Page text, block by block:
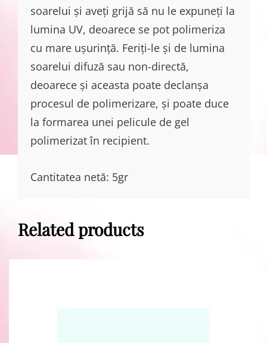
soarelui și aveți grijă să nu le expuneți la
lumina UV, deoarece se pot polimeriza
cu mare ușurință. Feriți-le și de lumina
soarelui difuză sau non-directă,
deoarece și aceasta poate declanșa
procesul de polimerizare, și poate duce
la formarea unei pelicule de gel
polimerizat în recipient.
Cantitatea netă: 5gr
Related products